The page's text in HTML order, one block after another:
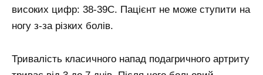
високих цифр: 38-39С. Пацієнт не може ступити на
ногу з-за різких болів.
Тривалість класичного напад подагричного артриту